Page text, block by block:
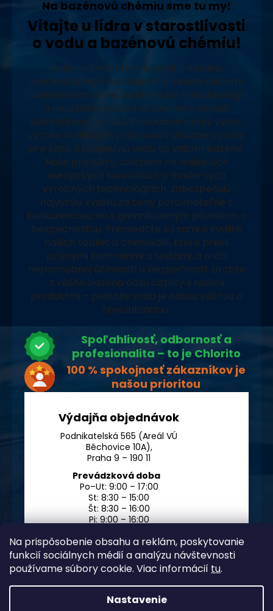
Na prispôsobenie obsahu a reklám, poskytovanie
funkcií sociálnych médií a analýzu návštevnosti
používame súbory cookie. Viac informácií tu.
Nastavenie
Na bazénovú chémiu sme tu my!
Vitajte u lídra v starostlivosti
o vodu a bazénovú chémiu!
Naša rodinná firma sa pýši tradíciou,
vysokoškolským vzdelaním v oblasti čistiarní
odpadových vôd a vodárenských technológií
a neustálym zdokonaľovaním v oblasti
starostlivosti o vodu. Ponúkame široký výber
vysoko kvalitných prípravkov vlastnej výroby
pre čistú a bezpečnú vodu vo vašom bazéne.
Naše produkty, založené na najlepších
európskych surovinách a moderných
výrobných technológiách, zabezpečujú
najvyššiu kvalitu za ceny porovnateľné s
konkurenciou, no s garantovaným pôvodom a
bezpečnosťou. Presvedčte sa sami o kvalite
našich tabliet a chemikálií, ktoré prešli
prísnymi kontrolami a testami, a o ich
nepochybnej účinnosti a bezpečnosti. Urobte
z vášho bazéna oázu čistoty s našimi
produktmi – pretože voda je našou vášňou a
špecializáciou.
Spoľahlivosť, odbornosť a
profesionalita – to je Chlorito
100 % spokojnosť zákazníkov je
našou prioritou
Výdajňa objednávok
Podnikatelská 565 (Areál VÚ
Běchovice 10A),
Praha 9 – 190 11
Prevádzková doba
Po–Ut: 9:00 – 17:00
St: 8:30 – 15:00
Št: 8:30 – 16:00
Pi: 9:00 – 16:00